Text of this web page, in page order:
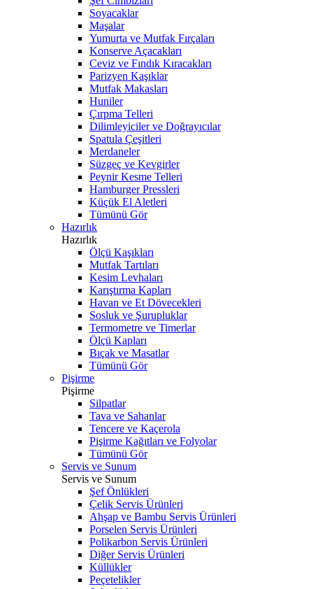
Soyacaklar
Maşalar
Yumurta ve Mutfak Fırçaları
Konserve Açacakları
Ceviz ve Fındık Kıracakları
Parizyen Kaşıklar
Mutfak Makasları
Huniler
Çırpma Telleri
Dilimleyiciler ve Doğrayıcılar
Spatula Çeşitleri
Merdaneler
Süzgeç ve Kevgirler
Peynir Kesme Telleri
Hamburger Pressleri
Küçük El Aletleri
Tümünü Gör
Hazırlık
Hazırlık
Ölçü Kaşıkları
Mutfak Tartıları
Kesim Levhaları
Karıştırma Kapları
Havan ve Et Dövecekleri
Sosluk ve Şurupluklar
Termometre ve Timerlar
Ölçü Kapları
Bıçak ve Masatlar
Tümünü Gör
Pişirme
Pişirme
Silpatlar
Tava ve Sahanlar
Tencere ve Kaçerola
Pişirme Kağıtları ve Folyolar
Tümünü Gör
Servis ve Sunum
Servis ve Sunum
Şef Önlükleri
Çelik Servis Ürünleri
Ahşap ve Bambu Servis Ürünleri
Porselen Servis Ürünleri
Polikarbon Servis Ürünleri
Diğer Servis Ürünleri
Küllükler
Peçetelikler